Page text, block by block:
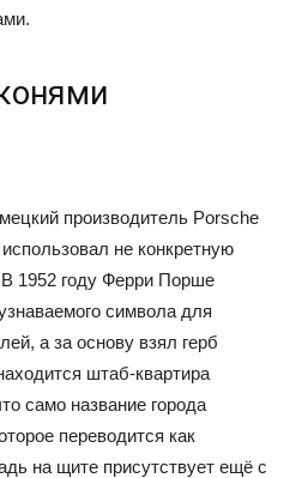
производитель Porsche
не конкретную
В 1952 году Ферри Порше
символа для
а за основу взял герб
штаб-квартира
само название города
переводится как
на щите присутствует ещё с